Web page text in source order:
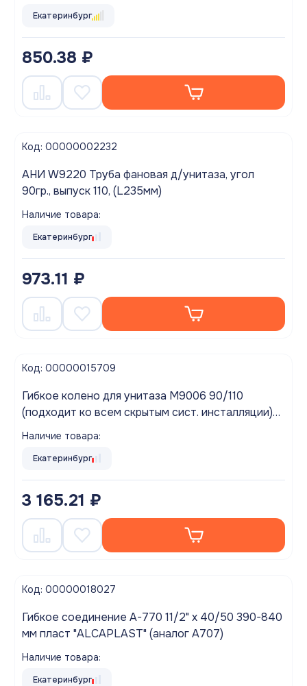
Екатеринбург
850.38 ₽
Код: 00000002232
АНИ W9220 Труба фановая д/унитаза, угол
90гр., выпуск 110, (L235мм)
Наличие товара:
Екатеринбург
973.11 ₽
Код: 00000015709
Гибкое колено для унитаза M9006 90/110
(подходит ко всем скрытым сист. инсталляции)
"ALCAPLAST"
Наличие товара:
Екатеринбург
3 165.21 ₽
Код: 00000018027
Гибкое соединение A-770 11/2" х 40/50 390-840
мм пласт "ALCAPLAST" (аналог A707)
Наличие товара:
Екатеринбург